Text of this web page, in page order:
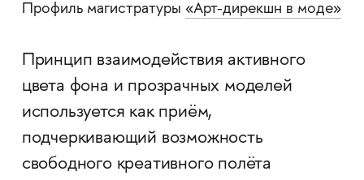
Профиль магистратуры «Арт-дирекшн в моде»
Принцип взаимодействия активного
цвета фона и прозрачных моделей
используется как приём,
подчеркивающий возможность
свободного креативного полёта